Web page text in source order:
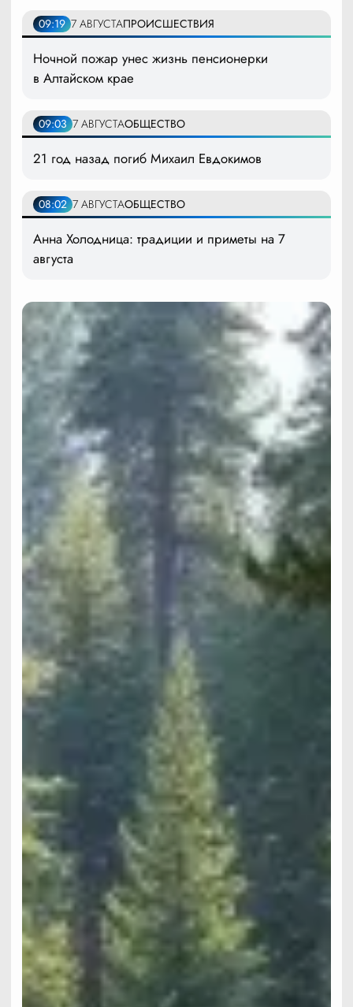
09:19 7 АВГУСТАПРОИСШЕСТВИЯ
Ночной пожар унес жизнь пенсионерки
в Алтайском крае
09:03 7 АВГУСТАОБЩЕСТВО
21 год назад погиб Михаил Евдокимов
08:02 7 АВГУСТАОБЩЕСТВО
Анна Холодница: традиции и приметы на 7
августа